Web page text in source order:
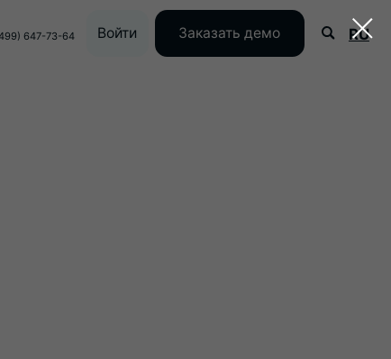
Войти Заказать демо RU